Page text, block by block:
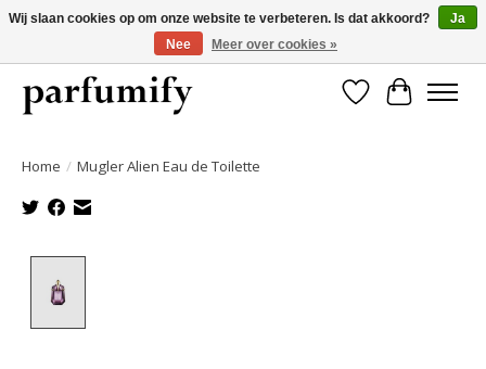
750+ Geuren | Gratis verzending | Maandelijks opzegbaar
Verlanglijst
Home / Mugler Alien Eau de Toilette
Wij slaan cookies op om onze website te verbeteren. Is dat akkoord?
Ja
Nee
Meer over cookies »